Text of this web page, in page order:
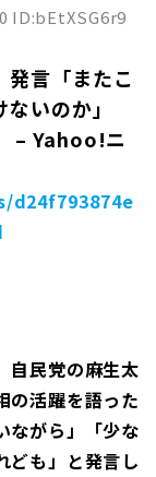
ID:bEtXSG6r9
発言「またこ
ないのか」
– Yahoo!ニ
自民党の麻生太
の活躍を語った
ながら」「少な
ども」と発言し